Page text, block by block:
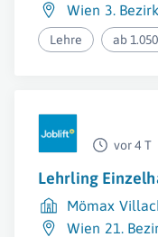
Wien 3.
Lehre ab
vor 4 T
Lehrling
Mömax
Wien 21.